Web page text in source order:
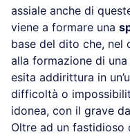
assiale anche di
viene a formare una
base del dito che,
alla formazione di una
esita addirittura in
difficoltà o
idonea, con il grave
Oltre ad un fastidioso